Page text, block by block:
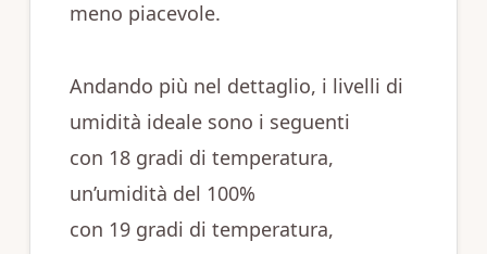
meno piacevole.
Andando più nel dettaglio, i livelli di
umidità ideale sono i seguenti
con 18 gradi di temperatura,
un’umidità del 100%
con 19 gradi di temperatura,